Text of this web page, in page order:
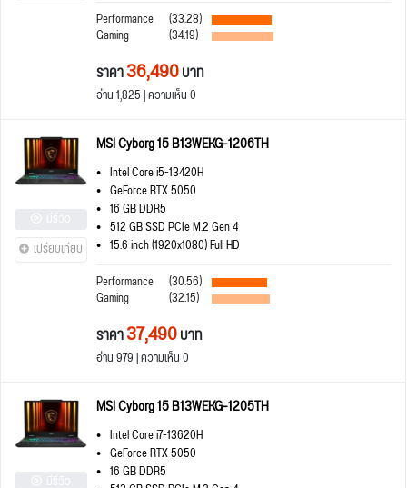
Performance
(33.28)
Gaming (34.19)
ราคา36,490บาท
อ่าน 1,825 | ความเห็น 0
เปรียบเทียบ
MSI Cyborg 15 B13WEKG-1206TH
Intel Core i5-13420H
GeForce RTX 5050
16 GB DDR5
512 GB SSD PCIe M.2 Gen 4
15.6 inch (1920x1080) Full HD
Performance
(30.56)
Gaming (32.15)
ราคา37,490บาท
อ่าน 979 | ความเห็น 0
MSI Cyborg 15 B13WEKG-1205TH
Intel Core i7-13620H
GeForce RTX 5050
16 GB DDR5